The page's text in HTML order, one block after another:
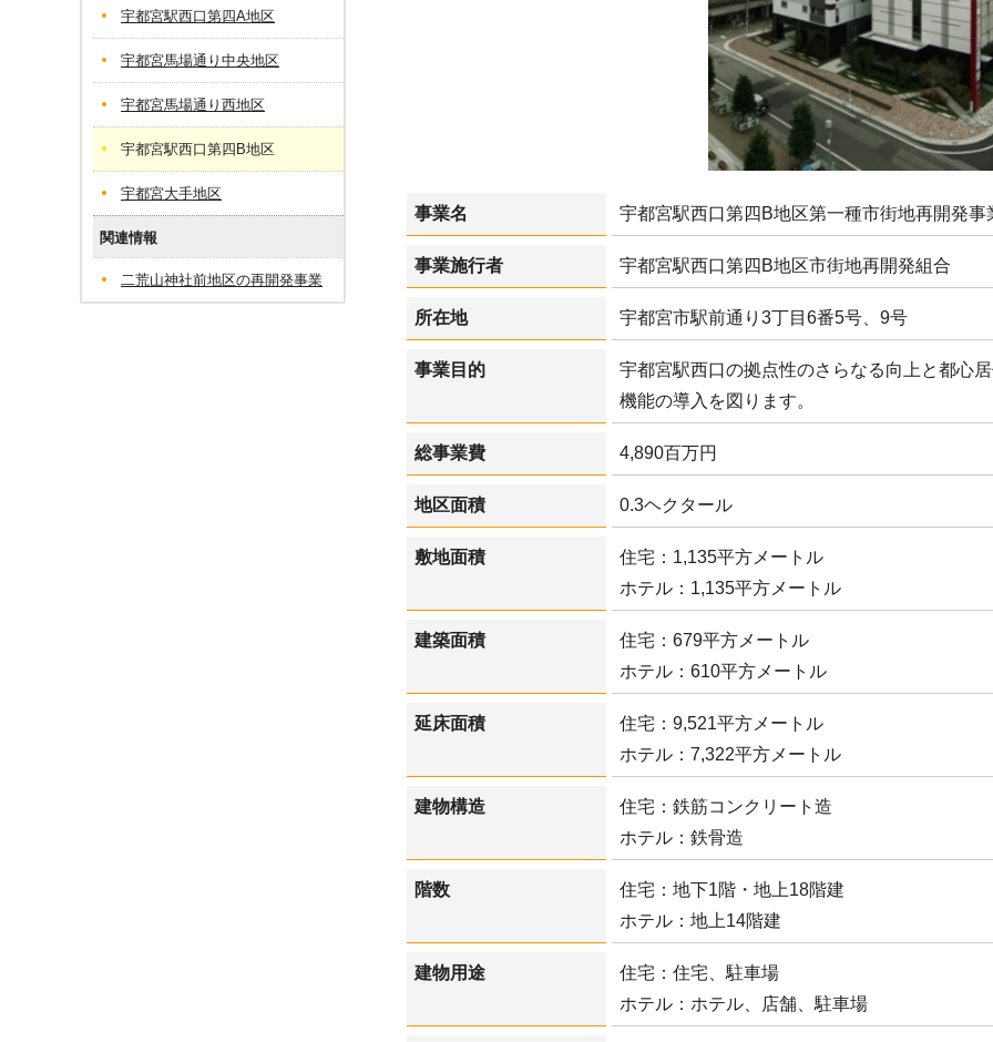
事業名 宇都宮駅西口第四B地区第一種市街地再開発事
事業施行者 宇都宮駅西口第四B地区市街地再開発組合
所在地 宇都宮市駅前通り3丁目6番5号、9号
事業目的
宇都宮駅西口の拠点性のさらなる向上と都心
機能の導入を図ります。
総事業費 4,890百万円
地区面積 0.3ヘクタール
敷地面積
住宅：1,135平方メートル
ホテル：1,135平方メートル
建築面積
住宅：679平方メートル
ホテル：610平方メートル
延床面積
住宅：9,521平方メートル
ホテル：7,322平方メートル
建物構造
住宅：鉄筋コンクリート造
ホテル：鉄骨造
階数
住宅：地下1階・地上18階建
ホテル：地上14階建
建物用途
住宅：住宅、駐車場
ホテル：ホテル、店舗、駐車場
宇都宮駅西口第四A地区
宇都宮馬場通り中央地区
宇都宮馬場通り西地区
宇都宮駅西口第四B地区
宇都宮大手地区
関連情報
二荒山神社前地区の再開発事業